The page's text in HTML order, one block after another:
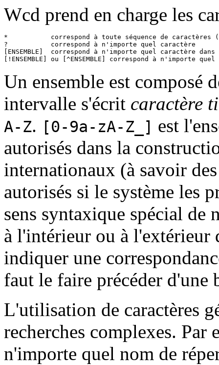
Wcd prend en charge les
*           correspond à toute séquence de caractères
?           correspond à n'importe quel caractère
[ENSEMBLE]  correspond à n'importe quel caractère
[!ENSEMBLE] ou [^ENSEMBLE] correspond à n'importe
Un ensemble est composé
intervalle s'écrit caractère
A-Z. [0-9a-zA-Z_] est
autorisés dans la
internationaux (à savoir
autorisés si le système les
sens syntaxique spécial de
à l'intérieur ou à
indiquer une
faut le faire précéder d'une
L'utilisation de caractères
recherches complexes. Par
n'importe quel nom de